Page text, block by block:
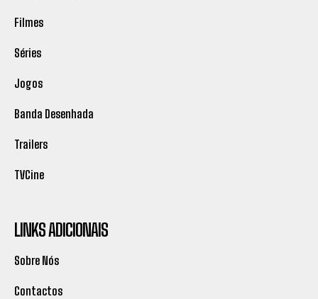
Filmes
Séries
Jogos
Banda Desenhada
Trailers
TVCine
LINKS ADICIONAIS
Sobre Nós
Contactos